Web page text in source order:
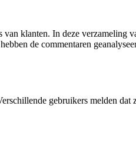
klanten. In deze verzameling
de commentaren
gebruikers melden